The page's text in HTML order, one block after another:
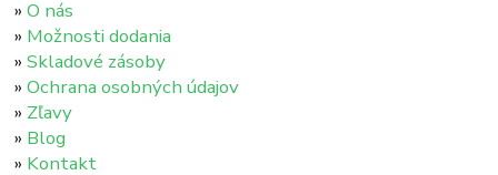
»O nás
» Možnosti dodania
»Skladové zásoby
»Ochrana osobných údajov
» Zľavy
» Blog
» Kontakt